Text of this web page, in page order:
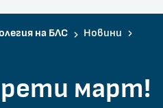
на БЛС
Новини
март!